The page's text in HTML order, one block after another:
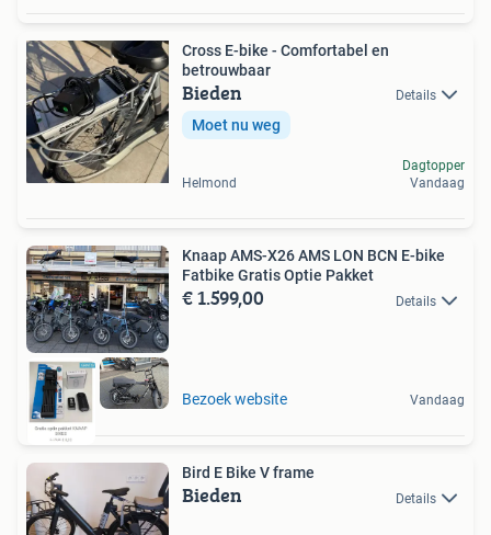
Cross E-bike - Comfortabel en
betrouwbaar
Bieden Details
Moet nu weg
Helmond
Dagtopper
Vandaag
Knaap AMS-X26 AMS LON BCN E-bike
Fatbike Gratis Optie Pakket
€ 1.599,00 Details
Bezoek website Vandaag
Bird E Bike V frame
Bieden Details